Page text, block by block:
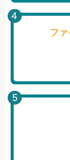
フ